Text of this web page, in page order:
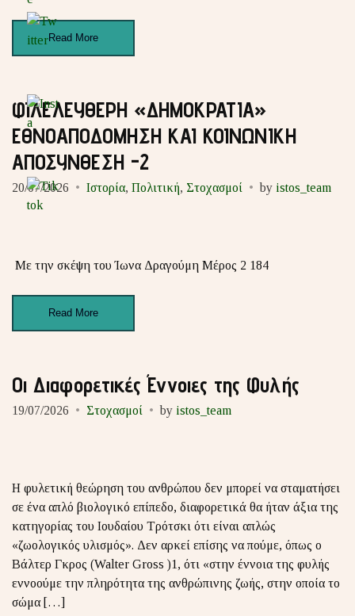
Read More
ΦΙΛΕΛΕΥΘΕΡΗ «ΔΗΜΟΚΡΑΤΙΑ»
ΕΘΝΟΑΠΟΔΟΜΗΣΗ ΚΑΙ ΚΟΙΝΩΝΙΚΗ
ΑΠΟΣΥΝΘΕΣΗ -2
20/07/2026 Ιστορία, Πολιτική, Στοχασμοί by istos_team
Με την σκέψη του Ίωνα Δραγούμη Μέρος 2 184
Read More
Οι Διαφορετικές Έννοιες της Φυλής
19/07/2026 Στοχασμοί by istos_team
Η φυλετική θεώρηση του ανθρώπου δεν μπορεί να σταματήσει
σε ένα απλό βιολογικό επίπεδο, διαφορετικά θα ήταν άξια της
κατηγορίας του Ιουδαίου Τρότσκι ότι είναι απλώς
«ζωολογικός υλισμός». Δεν αρκεί επίσης να πούμε, όπως ο
Βάλτερ Γκρος (Walter Gross )1, ότι «στην έννοια της φυλής
εννοούμε την πληρότητα της ανθρώπινης ζωής, στην οποία το
σώμα […]